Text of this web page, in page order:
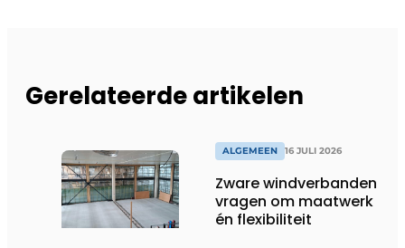
Gerelateerde artikelen
ALGEMEEN 16 JULI 2026
Zware windverbanden
vragen om maatwerk
én flexibiliteit